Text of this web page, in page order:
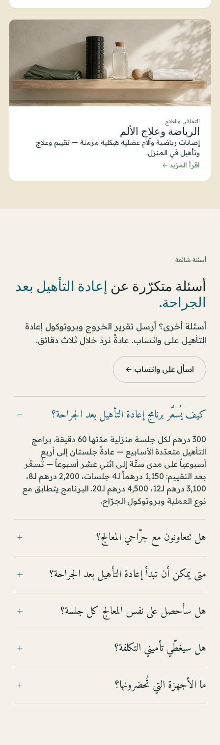
التعافي والعلاج
الرياضة وعلاج الألم
إصابات رياضية وآلام عضلية هيكلية مزمنة — تقييم وعلاج
وتأهيل في المنزل.
اقرأ المزيد ←
أسئلة شائعة
أسئلة متكرّرة عن إعادة التأهيل بعد
الجراحة.
أسئلة أخرى؟ أرسل تقرير الخروج وبروتوكول إعادة
التأهيل على واتساب. عادةً نردّ خلال ثلاث دقائق.
اسأل على واتساب ←
كيف يُسعَّر برنامج إعادة التأهيل بعد الجراحة؟ −
300 درهم لكل جلسة منزلية مدّتها 60 دقيقة. برامج
التأهيل متعدّدة الأسابيع — عادةً جلستان إلى أربع
أسبوعياً على مدى ستّة إلى اثني عشر أسبوعاً — تُسعَّر
بعد التقييم: 1,150 درهماً لـ4 جلسات، 2,200 درهم لـ8،
3,100 درهم لـ12، 4,500 درهم لـ20. البرنامج يتطابق مع
نوع العملية وبروتوكول الجرّاح.
هل تتعاونون مع جرّاحي المعالج؟
+
متى يمكن أن تبدأ إعادة التأهيل بعد الجراحة؟
+
هل سأحصل على نفس المعالج كل جلسة؟
+
هل سيغطّي تأميني التكلفة؟
+
ما الأجهزة التي تُحضرونها؟
+